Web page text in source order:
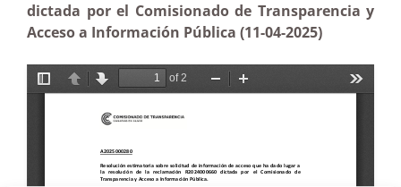
dictada por el Comisionado de Transparencia y
Acceso a Información Pública (11-04-2025)